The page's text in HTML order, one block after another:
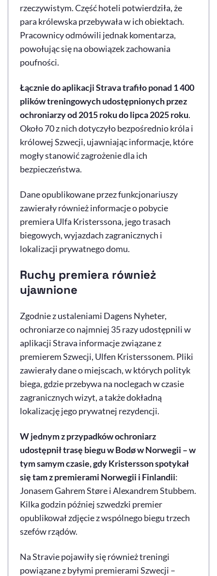
rzeczywistym. Część hoteli potwierdziła, że
para królewska przebywała w ich obiektach.
Pracownicy odmówili jednak komentarza,
powołując się na obowiązek zachowania
poufności.
Łącznie do aplikacji Strava trafiło ponad 1 400
plików treningowych udostępnionych przez
ochroniarzy od 2015 roku do lipca 2025 roku.
Około 70 z nich dotyczyło bezpośrednio króla i
królowej Szwecji, ujawniając informacje, które
mogły stanowić zagrożenie dla ich
bezpieczeństwa.
Dane opublikowane przez funkcjonariuszy
zawierały również informacje o pobycie
premiera Ulfa Kristerssona, jego trasach
biegowych, wyjazdach zagranicznych i
lokalizacji prywatnego domu.
Ruchy premiera również
ujawnione
Zgodnie z ustaleniami Dagens Nyheter,
ochroniarze co najmniej 35 razy udostępnili w
aplikacji Strava informacje związane z
premierem Szwecji, Ulfen Kristerssonem. Pliki
zawierały dane o miejscach, w których polityk
biega, gdzie przebywa na noclegach w czasie
zagranicznych wizyt, a także dokładną
lokalizację jego prywatnej rezydencji.
W jednym z przypadków ochroniarz
udostępnił trasę biegu w Bodø w Norwegii – w
tym samym czasie, gdy Kristersson spotykał
się tam z premierami Norwegii i Finlandii:
Jonasem Gahrem Støre i Alexandrem Stubbem.
Kilka godzin później szwedzki premier
opublikował zdjęcie z wspólnego biegu trzech
szefów rządów.
Na Stravie pojawiły się również treningi
powiązane z byłymi premierami Szwecji –